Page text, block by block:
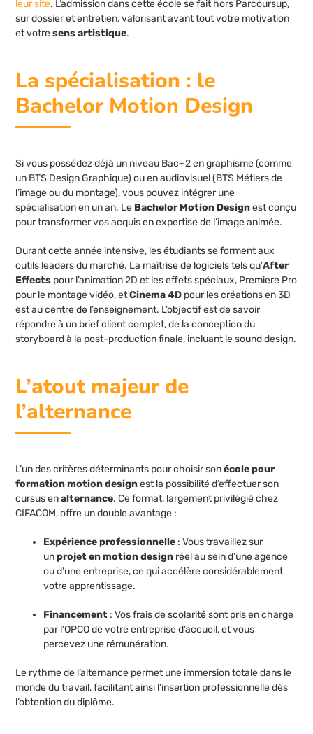
leur site. L’admission dans cette école se fait hors Parcoursup,
sur dossier et entretien, valorisant avant tout votre motivation
et votresens artistique.
La spécialisation : le
Bachelor Motion Design
Si vous possédez déjà un niveau Bac+2 en graphisme (comme
un BTS Design Graphique) ou en audiovisuel (BTS Métiers de
l’image ou du montage), vous pouvez intégrer une
spécialisation en un an. Le Bachelor Motion Designest conçu
pour transformer vos acquis en expertise de l’image animée.
Durant cette année intensive, les étudiants se forment aux
outils leaders du marché. La maîtrise de logiciels tels qu’After
Effects pour l’animation 2D et les effets spéciaux, Premiere Pro
pour le montage vidéo, etCinema 4D pour les créations en 3D
est au centre de l’enseignement. L’objectif est de savoir
répondre à un brief client complet, de la conception du
storyboard à la post-production finale, incluant le sound design.
L’atout majeur de
l’alternance
L’un des critères déterminants pour choisir sonécole pour
formation motion designest la possibilité d’effectuer son
cursus enalternance. Ce format, largement privilégié chez
CIFACOM, offre un double avantage :
Expérience professionnelle : Vous travaillez sur
unprojet en motion design réel au sein d’une agence
ou d’une entreprise, ce qui accélère considérablement
votre apprentissage.
Financement : Vos frais de scolarité sont pris en charge
par l’OPCO de votre entreprise d’accueil, et vous
percevez une rémunération.
Le rythme de l’alternance permet une immersion totale dans le
monde du travail, facilitant ainsi l’insertion professionnelle dès
l’obtention du diplôme.